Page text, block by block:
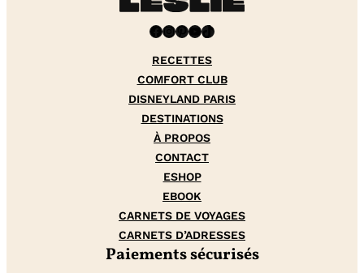
Facebook InstagramPinterest YouTube TikTok
RECETTES
COMFORT CLUB
DISNEYLAND PARIS
DESTINATIONS
À PROPOS
CONTACT
ESHOP
EBOOK
CARNETS DE VOYAGES
CARNETS D’ADRESSES
Paiements sécurisés